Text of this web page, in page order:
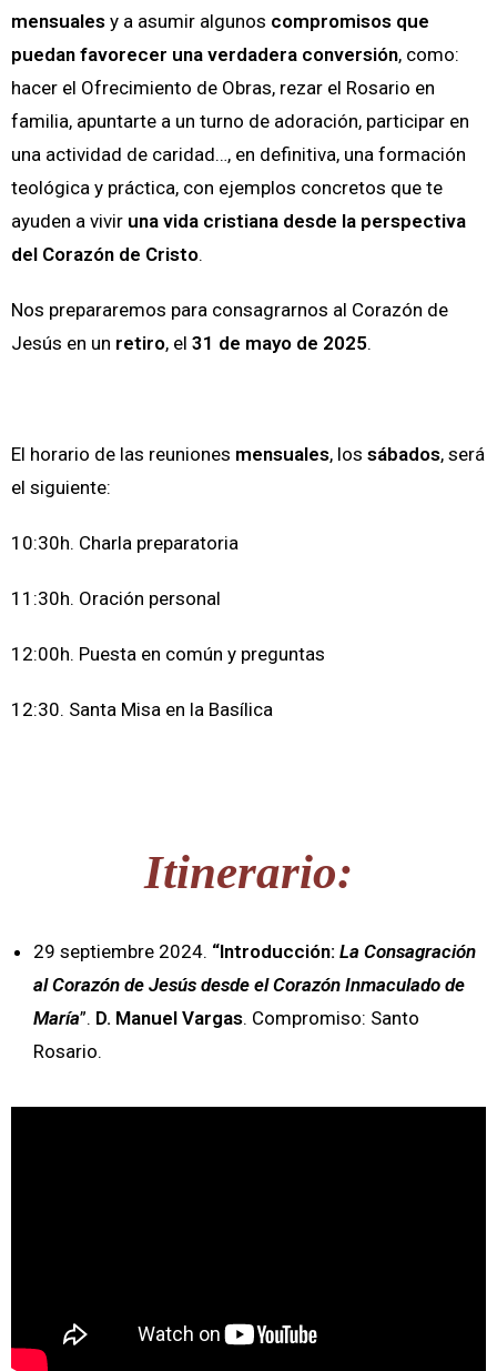
mensuales y a asumir algunos compromisos que
puedan favorecer una verdadera conversión, como:
hacer el Ofrecimiento de Obras, rezar el Rosario en
familia, apuntarte a un turno de adoración, participar en
una actividad de caridad…, en definitiva, una formación
teológica y práctica, con ejemplos concretos que te
ayuden a vivir una vida cristiana desde la perspectiva
del Corazón de Cristo.
Nos prepararemos para consagrarnos al Corazón de
Jesús en un retiro, el 31 de mayo de 2025.
El horario de las reuniones mensuales, los sábados, será
el siguiente:
10:30h. Charla preparatoria
11:30h. Oración personal
12:00h. Puesta en común y preguntas
12:30. Santa Misa en la Basílica
Itinerario:
29 septiembre 2024. “Introducción: La Consagración
al Corazón de Jesús desde el Corazón Inmaculado de
María”. D. Manuel Vargas. Compromiso: Santo
Rosario.